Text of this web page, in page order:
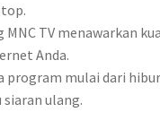
MNC TV menawarkan
Anda.
program mulai dari
ulang.